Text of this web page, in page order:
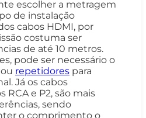
escolher a metragem
de instalação
cabos HDMI, por
costuma ser
de até 10 metros.
pode ser necessário o
repetidores para
Já os cabos
RCA e P2, são mais
sendo
o comprimento o